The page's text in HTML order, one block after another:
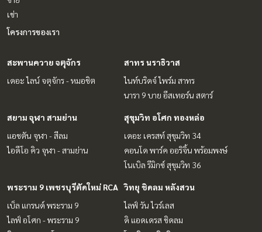
เช่า
โครงการของเรา
สะพานควาย จตุจักร
เดอะ ไลน์ จตุจักร - หมอชิต
สาทร นราธิวาส
ไนท์บริดจ์ ไพร์ม สาทร
นารา 9 บาย อีสเทอร์น สตาร์
สยาม จุฬา สามย่าน
แอชตัน จุฬา - สีลม
ไอดีโอ คิว จุฬา - สามย่าน
สุขุมวิท อโศก ทองหล่อ
เดอะ เครสท์ สุขุมวิท 34
คอนโด พาร์ค ออริจิ้น พร้อมพงษ์
โนเบิล รีมิกซ์ สุขุมวิท 36
พระราม 9 เพชรบุรีตัดใหม่ RCA
เบ็ล แกรนด์ พระราม 9
ไลฟ์ อโศก - พระราม 9
วิทยุ ชิดลม หลังสวน
ไลฟ์ วัน ไวร์เลส
ดิ แอดเดรส ชิดลม